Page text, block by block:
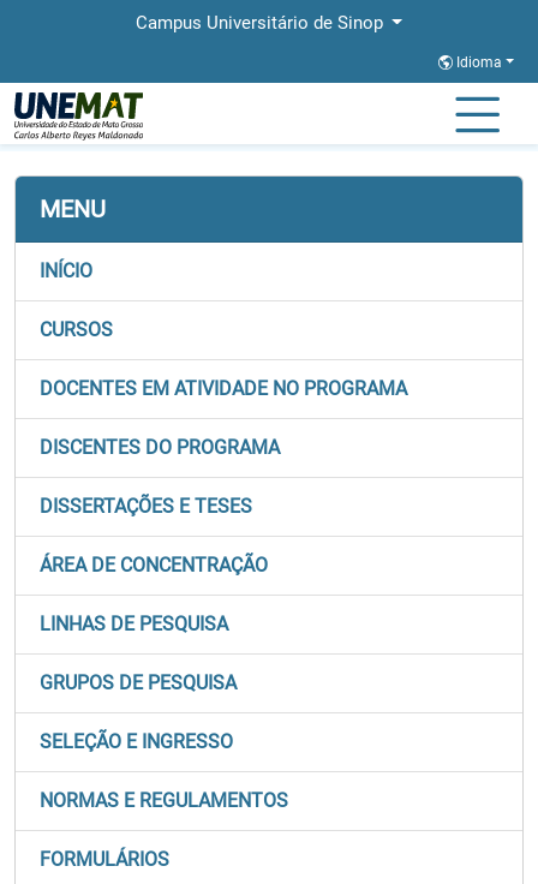
Campus Universitário de Sinop
Idioma
Página Inicial
MENU
INÍCIO
CURSOS
DOCENTES EM ATIVIDADE NO PROGRAMA
DISCENTES DO PROGRAMA
DISSERTAÇÕES E TESES
ÁREA DE CONCENTRAÇÃO
LINHAS DE PESQUISA
GRUPOS DE PESQUISA
SELEÇÃO E INGRESSO
NORMAS E REGULAMENTOS
FORMULÁRIOS